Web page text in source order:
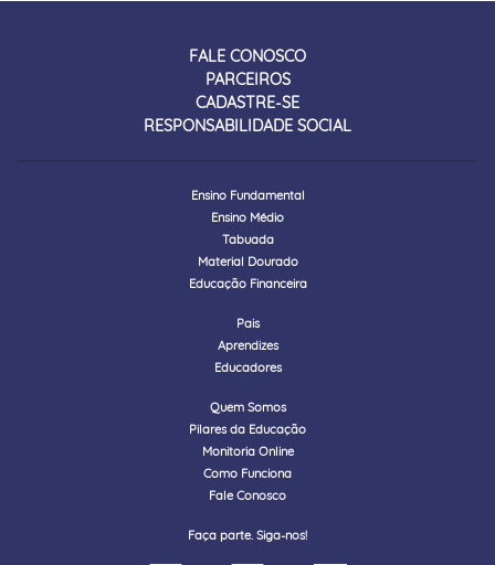
FALE CONOSCO
PARCEIROS
CADASTRE-SE
RESPONSABILIDADE SOCIAL
Ensino Fundamental
Ensino Médio
Tabuada
Material Dourado
Educação Financeira
Pais
Aprendizes
Educadores
Quem Somos
Pilares da Educação
Monitoria Online
Como Funciona
Fale Conosco
Faça parte. Siga-nos!